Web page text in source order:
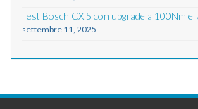
Test Bosch CX 5 con upgrade a 100Nm e
settembre 11, 2025